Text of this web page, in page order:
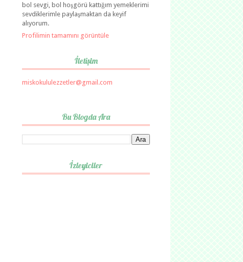
bol sevgi, bol hoşgörü kattığım yemeklerimi
sevdiklerimle paylaşmaktan da keyif
alıyorum.
Profilimin tamamını görüntüle
İletişim
miskokululezzetler@gmail.com
Bu Blogda Ara
İzleyiciler